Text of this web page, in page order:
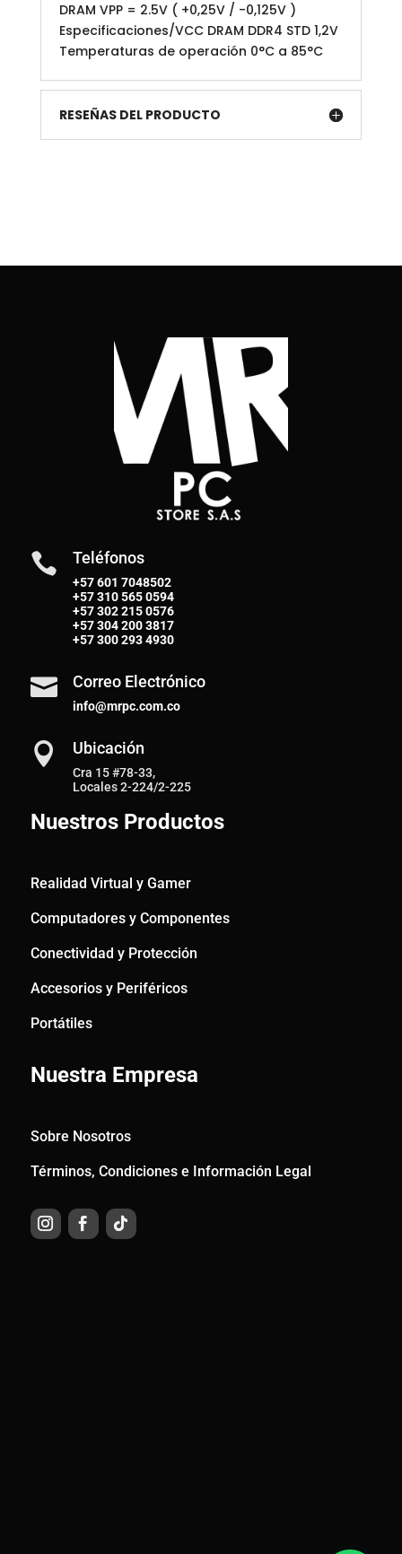
DRAM VPP = 2.5V ( +0,25V / -0,125V )
Especificaciones/VCC DRAM DDR4 STD 1,2V
Temperaturas de operación 0°C a 85°C
RESEÑAS DEL PRODUCTO
 Teléfonos
+57 601 7048502
+57310 565 0594
+57302 215 0576
+57304 200 3817
+57300 293 4930
 Correo Electrónico
info@mrpc.com.co
 Ubicación
Cra 15 #78-33,
Locales 2-224/2-225
Nuestros Productos
Realidad Virtual y Gamer
Computadores y Componentes
Conectividad y Protección
Accesorios y Periféricos
Portátiles
Nuestra Empresa
Sobre Nosotros
Términos, Condiciones e Información Legal